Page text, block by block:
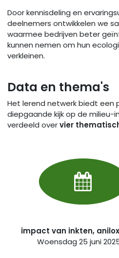
Door kennisdeling en
deelnemers ontwikkelen we
waarmee bedrijven beter
kunnen nemen om hun
verkleinen.
Data en the​ma's
Het lerend netwerk biedt een
diepgaande kijk op de milieu-
verdeeld overvier
impact van inkten,
Woensdag 25 juni